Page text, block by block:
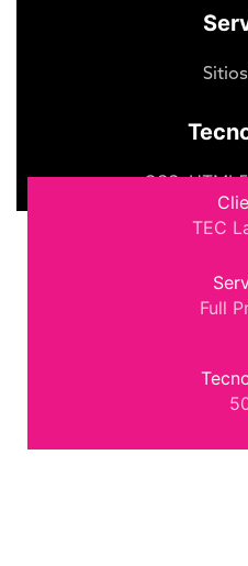
CSS,HTML5
TEC
Full